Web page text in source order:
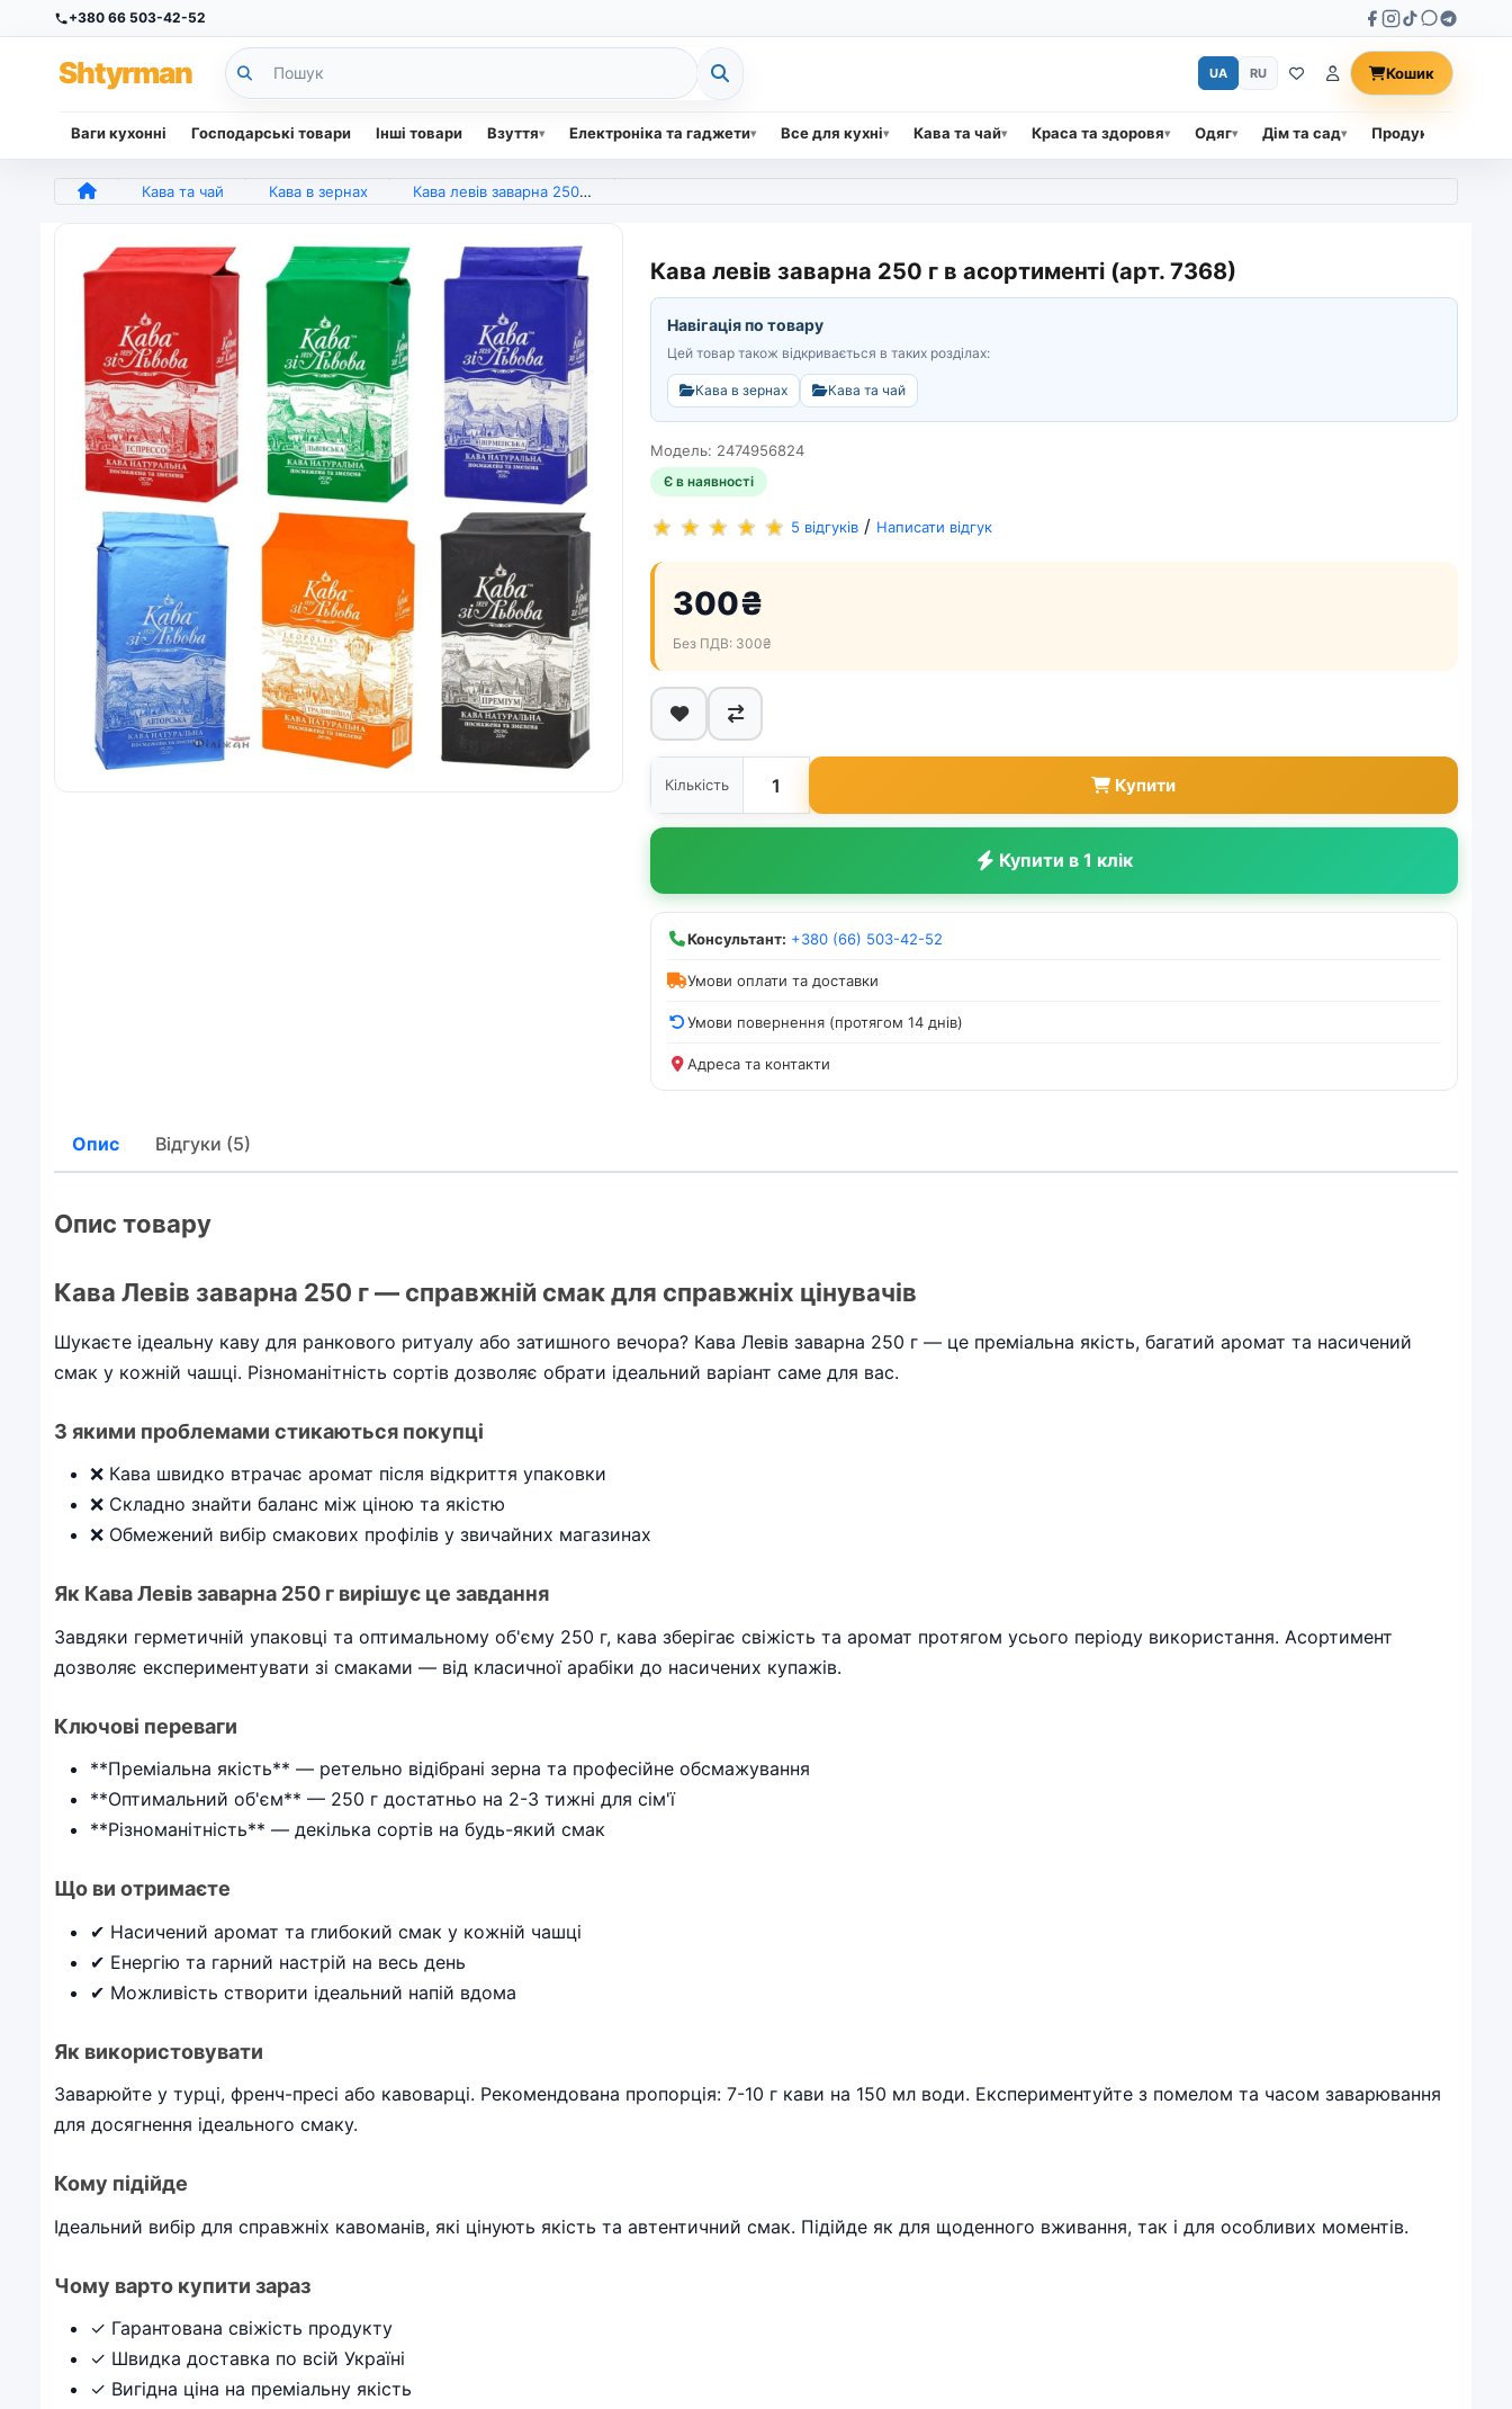
+380 66 503-42-52
Shtyrman
Ваги кухонні Господарські товари Інші товари Взуття Електроніка та гаджети Все для кухні Кава та чай Краса та здоровя Одяг Дім та сад Продукти
UA RU Кошик
Кава та чай Кава в зернах Кава левів заварна 250 г в асортименті (арт. 7368)
Кава левів заварна 250 г в асортименті (арт. 7368)
Навігація по товару
Цей товар також відкривається в таких розділах:
Кава в зернах Кава та чай
Модель: 2474956824
Є в наявності
5 відгуків / Написати відгук
300₴
Без ПДВ: 300₴
Кількість Купити
Купити в 1 клік
Консультант: +380 (66) 503-42-52
Умови оплати та доставки
Умови повернення (протягом 14 днів)
Адреса та контакти
Опис Відгуки (5)
Опис товару
Кава Левів заварна 250 г — справжній смак для справжніх цінувачів
Шукаєте ідеальну каву для ранкового ритуалу або затишного вечора? Кава Левів заварна 250 г — це преміальна якість, багатий аромат та насичений
смак у кожній чашці. Різноманітність сортів дозволяє обрати ідеальний варіант саме для вас.
З якими проблемами стикаються покупці
❌ Кава швидко втрачає аромат після відкриття упаковки
❌ Складно знайти баланс між ціною та якістю
❌ Обмежений вибір смакових профілів у звичайних магазинах
Як Кава Левів заварна 250 г вирішує це завдання
Завдяки герметичній упаковці та оптимальному об'єму 250 г, кава зберігає свіжість та аромат протягом усього періоду використання. Асортимент
дозволяє експериментувати зі смаками — від класичної арабіки до насичених купажів.
Ключові переваги
**Преміальна якість** — ретельно відібрані зерна та професійне обсмажування
**Оптимальний об'єм** — 250 г достатньо на 2-3 тижні для сім'ї
**Різноманітність** — декілька сортів на будь-який смак
Що ви отримаєте
✔ Насичений аромат та глибокий смак у кожній чашці
✔ Енергію та гарний настрій на весь день
✔ Можливість створити ідеальний напій вдома
Як використовувати
Заварюйте у турці, френч-пресі або кавоварці. Рекомендована пропорція: 7-10 г кави на 150 мл води. Експериментуйте з помелом та часом заварювання
для досягнення ідеального смаку.
Кому підійде
Ідеальний вибір для справжніх кавоманів, які цінують якість та автентичний смак. Підійде як для щоденного вживання, так і для особливих моментів.
Чому варто купити зараз
✓ Гарантована свіжість продукту
✓ Швидка доставка по всій Україні
✓ Вигідна ціна на преміальну якість